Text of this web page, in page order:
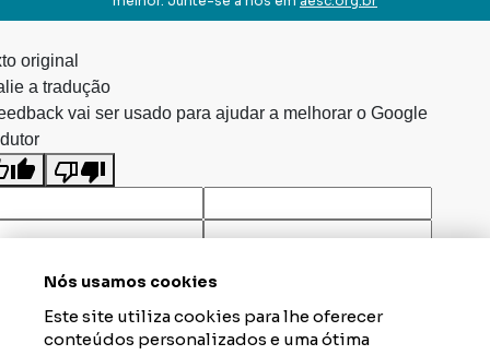
Nós usamos cookies
Este site utiliza cookies para lhe oferecer
conteúdos personalizados e uma ótima
original
a tradução
vai ser usado para ajudar a melhorar o Google